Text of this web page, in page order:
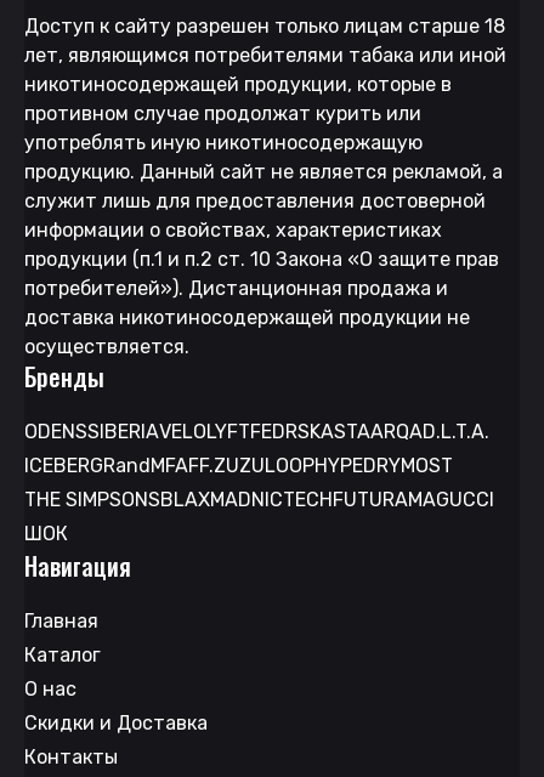
Доступ к сайту разрешен только лицам старше 18
лет, являющимся потребителями табака или иной
никотиносодержащей продукции, которые в
противном случае продолжат курить или
употреблять иную никотиносодержащую
продукцию. Данный сайт не является рекламой, а
служит лишь для предоставления достоверной
информации о свойствах, характеристиках
продукции (п.1 и п.2 ст. 10 Закона «О защите прав
потребителей»). Дистанционная продажа и
доставка никотиносодержащей продукции не
осуществляется.
Бренды
ODENSSIBERIAVELOLYFTFEDRSKASTAARQAD.L.T.A.
ICEBERGRandMFAFF.ZUZULOOPHYPEDRYMOST
THE SIMPSONSBLAXMADNICTECHFUTURAMAGUCCI
ШОК
Навигация
Главная
Каталог
О нас
Скидки и Доставка
Контакты